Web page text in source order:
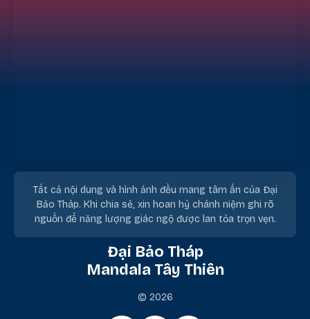
Tất cả nội dung và hình ảnh đều mang tâm ấn của Đại
Bảo Tháp. Khi chia sẻ, xin hoan hỷ chánh niệm ghi rõ
nguồn để năng lượng giác ngộ được lan tỏa trọn vẹn.
Đại Bảo Tháp
Mandala Tây Thiên
© 2026